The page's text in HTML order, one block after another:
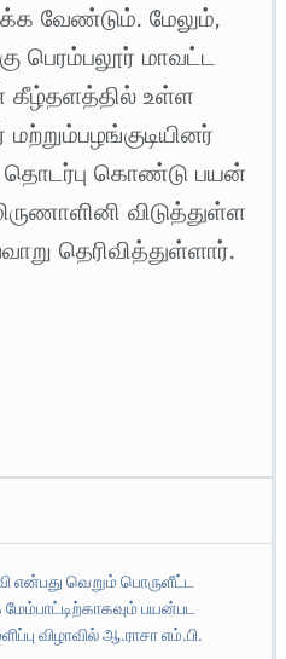
வேண்டும். மேலும்,
பெரம்பலூர் மாவட்ட
கீழ்தளத்தில் உள்ள
கொண்டு பயன்
விடுத்துள்ள
தெரிவித்துள்ளார்.
என்பது வெறும் பொருளீட்ட
பயன்பட
விழாவில் ஆ.ராசா எம்.பி.